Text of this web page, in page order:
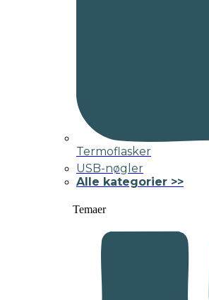
Termoflasker
USB-nøgler
Alle kategorier >>
Temaer